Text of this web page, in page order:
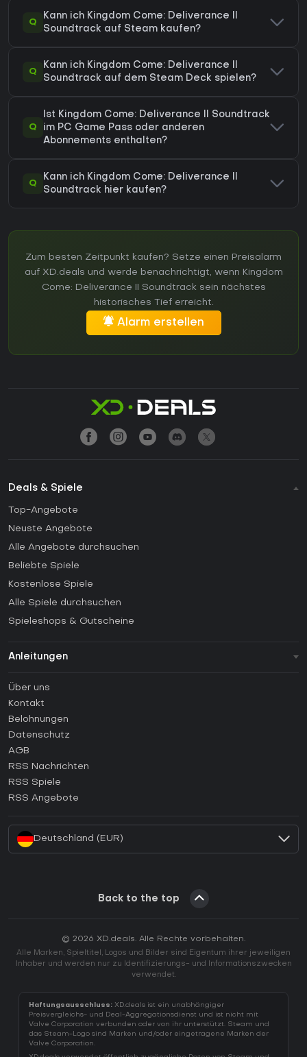
Q
Kann ich Kingdom Come: Deliverance II
Soundtrack auf Steam kaufen?
Q
Kann ich Kingdom Come: Deliverance II
Soundtrack auf dem Steam Deck spielen?
Q
Ist Kingdom Come: Deliverance II Soundtrack
im PC Game Pass oder anderen
Abonnements enthalten?
Q
Kann ich Kingdom Come: Deliverance II
Soundtrack hier kaufen?
Zum besten Zeitpunkt kaufen? Setze einen Preisalarm
auf XD.deals und werde benachrichtigt, wenn Kingdom
Come: Deliverance II Soundtrack sein nächstes
historisches Tief erreicht.
Alarm erstellen
Deals & Spiele
Top-Angebote
Neuste Angebote
Alle Angebote durchsuchen
Beliebte Spiele
Kostenlose Spiele
Alle Spiele durchsuchen
Spieleshops & Gutscheine
Anleitungen
Anleitungen
Wie aktiviert man einen Steam CD Key?
Wie aktiviert man einen Epic Games CD Key?
Wie aktiviert man einen GOG CD Key?
Wie aktiviert man einen Ubisoft Connect CD Key?
Wie aktiviert man einen EA App CD Key?
Über uns
Kontakt
Belohnungen
Datenschutz
AGB
RSS Nachrichten
RSS Spiele
RSS Angebote
Deutschland (EUR)
Back to the top
© 2026 XD.deals. Alle Rechte vorbehalten.
Alle Marken, Spieltitel, Logos und Bilder sind Eigentum ihrer jeweiligen
Inhaber und werden nur zu Identifizierungs- und Informationszwecken
verwendet.
Haftungsausschluss: XD.deals ist ein unabhängiger
Preisvergleichs- und Deal-Aggregationsdienst und ist nicht mit
Valve Corporation verbunden oder von ihr unterstützt. Steam und
das Steam-Logo sind Marken und/oder eingetragene Marken der
Valve Corporation.